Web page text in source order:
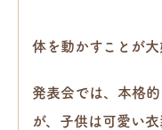
体を動かすことが大
発表会では、本格
が、子供は可愛い